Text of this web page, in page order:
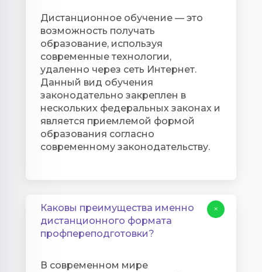
Дистанционное обучение — это
возможность получать
образование, используя
современные технологии,
удаленно через сеть Интернет.
Данный вид обучения
законодательно закреплен в
нескольких федеральных законах и
является приемлемой формой
образования согласно
современному законодательству.
Каковы преимущества именно
дистанционного формата
профпереподготовки?
В современном мире
+